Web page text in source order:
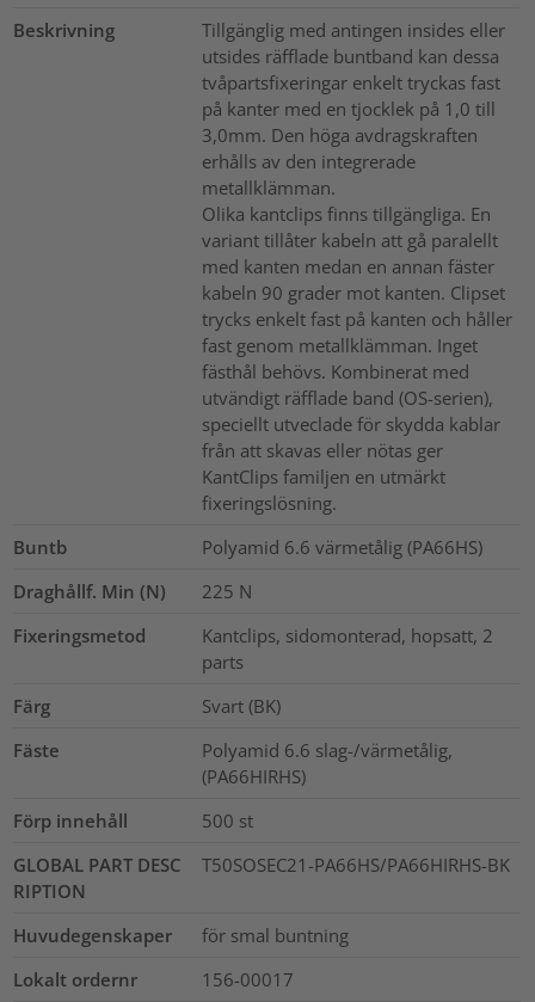
Beskrivning
Tillgänglig med antingen insides eller
utsides räfflade buntband kan dessa
tvåpartsfixeringar enkelt tryckas fast
på kanter med en tjocklek på 1,0 till
3,0mm. Den höga avdragskraften
erhålls av den integrerade
metallklämman.
Olika kantclips finns tillgängliga. En
variant tillåter kabeln att gå paralellt
med kanten medan en annan fäster
kabeln 90 grader mot kanten. Clipset
trycks enkelt fast på kanten och håller
fast genom metallklämman. Inget
fästhål behövs. Kombinerat med
utvändigt räfflade band (OS-serien),
speciellt utveclade för skydda kablar
från att skavas eller nötas ger
KantClips familjen en utmärkt
fixeringslösning.
Buntb
Polyamid 6.6 värmetålig (PA66HS)
Draghållf. Min (N)
225 N
Fixeringsmetod
Kantclips, sidomonterad, hopsatt, 2
parts
Färg
Svart (BK)
Fäste
Polyamid 6.6 slag-/värmetålig,
(PA66HIRHS)
Förp innehåll
500 st
GLOBAL PART DESC
RIPTION
T50SOSEC21-PA66HS/PA66HIRHS-BK
Huvudegenskaper
för smal buntning
Lokalt ordernr
156-00017